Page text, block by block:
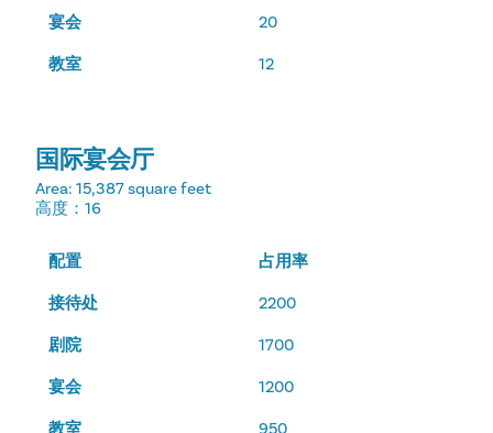
宴会 20
教室 12
国际宴会厅
Area: 15,387 square feet
高度 ：16
配置 占用率
接待处 2200
剧院 1700
宴会 1200
教室 950